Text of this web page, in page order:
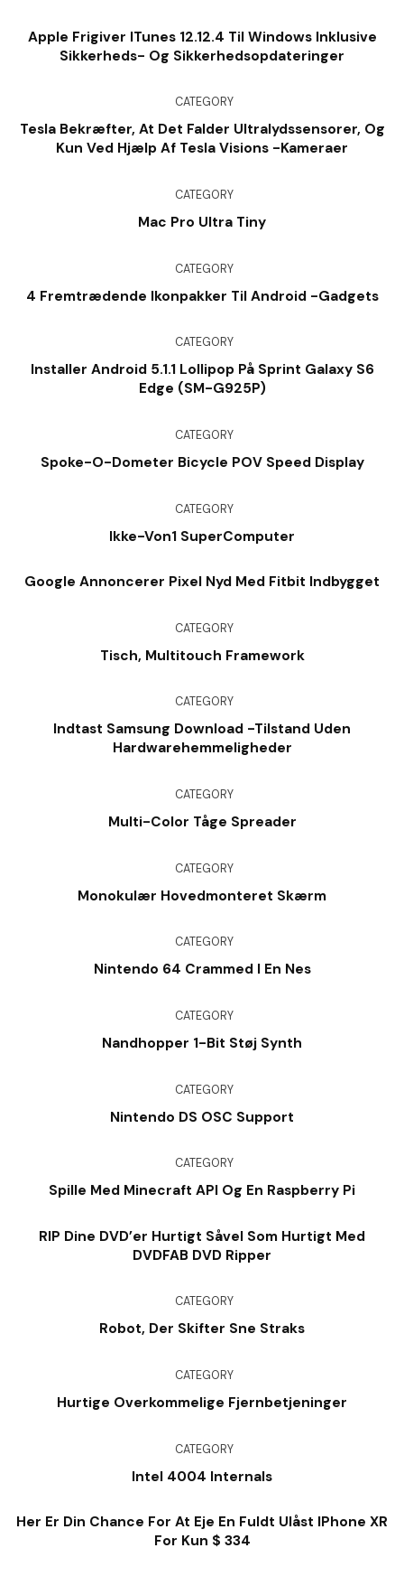
Apple Frigiver ITunes 12.12.4 Til Windows Inklusive
Sikkerheds- Og Sikkerhedsopdateringer
CATEGORY
Tesla Bekræfter, At Det Falder Ultralydssensorer, Og
Kun Ved Hjælp Af Tesla Visions -kameraer
CATEGORY
Mac Pro Ultra Tiny
CATEGORY
4 Fremtrædende Ikonpakker Til Android -gadgets
CATEGORY
Installer Android 5.1.1 Lollipop På Sprint Galaxy S6
Edge (SM-G925P)
CATEGORY
Spoke-O-Dometer Bicycle POV Speed Display
CATEGORY
Ikke-Von1 SuperComputer
Google Annoncerer Pixel Nyd Med Fitbit Indbygget
CATEGORY
Tisch, Multitouch Framework
CATEGORY
Indtast Samsung Download -tilstand Uden
Hardwarehemmeligheder
CATEGORY
Multi-Color Tåge Spreader
CATEGORY
Monokulær Hovedmonteret Skærm
CATEGORY
Nintendo 64 Crammed I En Nes
CATEGORY
Nandhopper 1-Bit Støj Synth
CATEGORY
Nintendo DS OSC Support
CATEGORY
Spille Med Minecraft API Og En Raspberry Pi
RIP Dine DVD’er Hurtigt Såvel Som Hurtigt Med
DVDFAB DVD Ripper
CATEGORY
Robot, Der Skifter Sne Straks
CATEGORY
Hurtige Overkommelige Fjernbetjeninger
CATEGORY
Intel 4004 Internals
Her Er Din Chance For At Eje En Fuldt Ulåst IPhone XR
For Kun $ 334